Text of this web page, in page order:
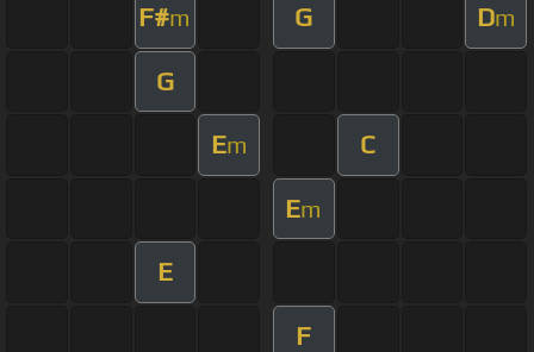
F#m G Dm
G
Em C
Em
E
F